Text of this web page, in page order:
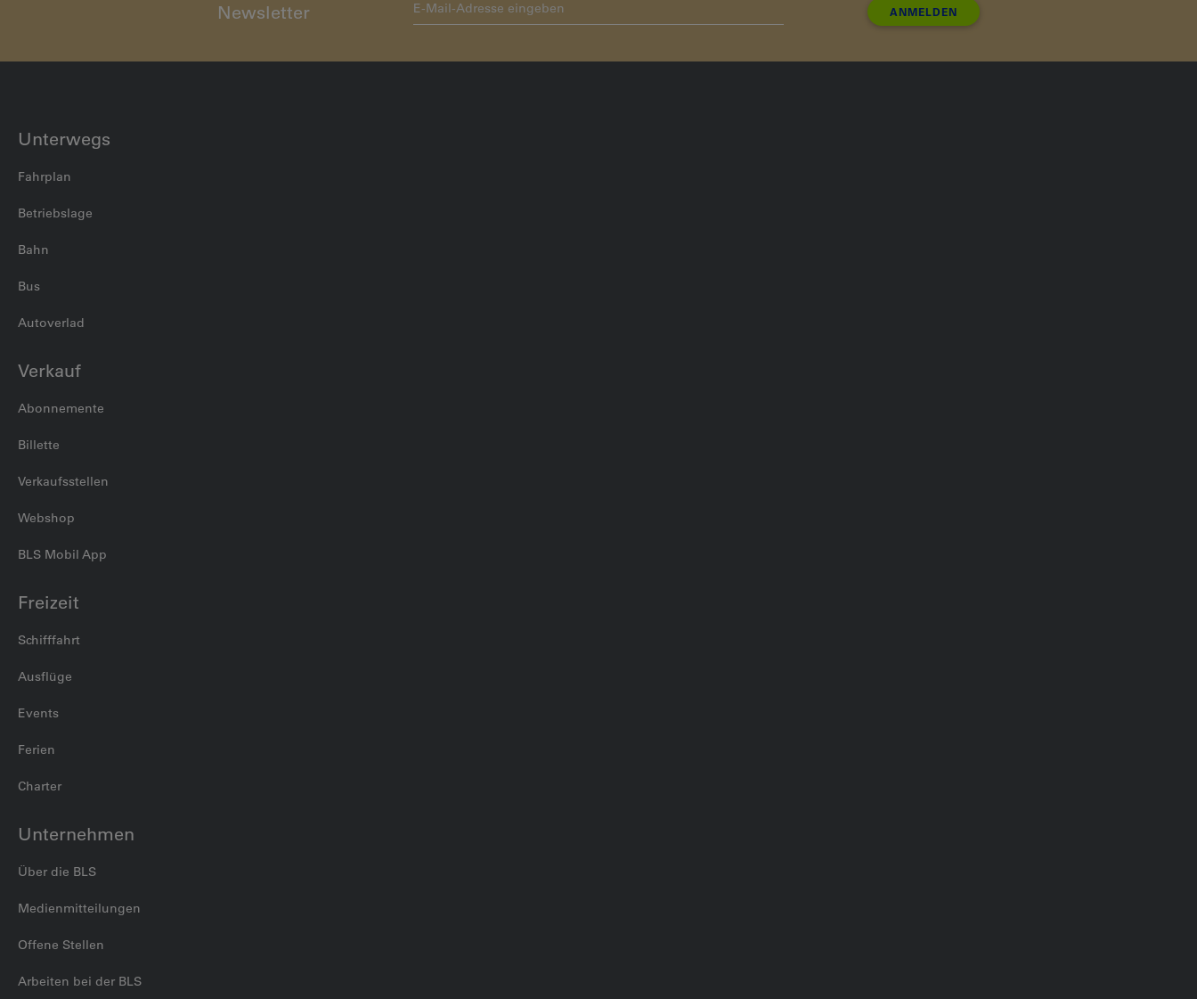
Newsletter ANMELDEN
Unterwegs
Fahrplan
Betriebslage
Bahn
Bus
Autoverlad
Verkauf
Abonnemente
Billette
Verkaufsstellen
Webshop
BLS Mobil App
Freizeit
Schifffahrt
Ausflüge
Events
Ferien
Charter
Unternehmen
Über die BLS
Medienmitteilungen
Offene Stellen
Arbeiten bei der BLS